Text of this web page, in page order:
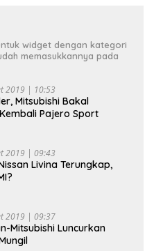
widget dengan kategori
memasukkannya pada
2019 | 10:53
Mitsubishi Bakal
Pajero Sport
2019 | 09:43
Livina Terungkap,
2019 | 09:37
Mitsubishi Luncurkan